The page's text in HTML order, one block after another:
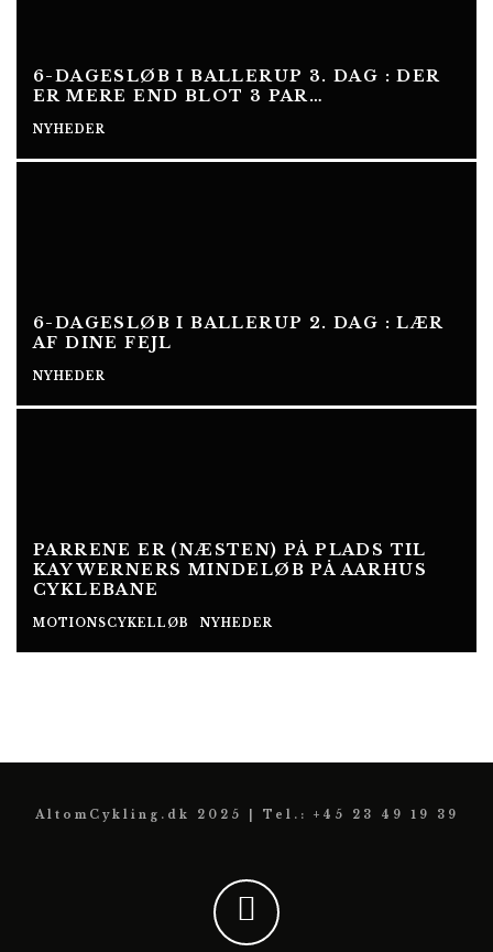
6-DAGESLØB I BALLERUP 3. DAG : DER
ER MERE END BLOT 3 PAR…
NYHEDER
6-DAGESLØB I BALLERUP 2. DAG : LÆR
AF DINE FEJL
NYHEDER
PARRENE ER (NÆSTEN) PÅ PLADS TIL
KAY WERNERS MINDELØB PÅ AARHUS
CYKLEBANE
MOTIONSCYKELLØB NYHEDER
AltomCykling.dk 2025 | Tel.: +45 23 49 19 39